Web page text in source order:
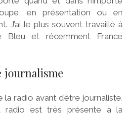
en présentation ou en
J’ai le plus souvent travaillé à
Bleu et récemment France
journalisme
la radio avant d’être journaliste.
radio est très présente à la